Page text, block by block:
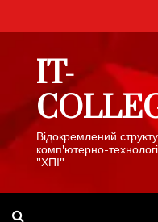
to
IT-
Відокремлений
комп'ютерно-
"ХПІ"